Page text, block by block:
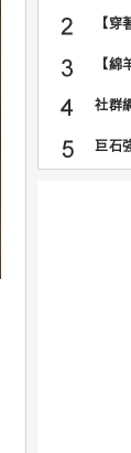
【
【
社群
巨石
子...